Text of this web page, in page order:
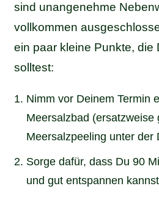
sind unangenehme
vollkommen
ein paar kleine Punkte, die
solltest:
Nimm vor Deinem Termin
Meersalzbad (ersatzweise
Meersalzpeeling unter der
Sorge dafür, dass Du 90
und gut entspannen kannst